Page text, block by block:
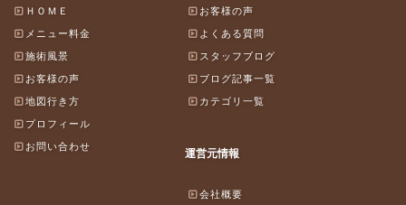
ＨＯＭＥ
メニュー料金
施術風景
お客様の声
地図行き方
プロフィール
お問い合わせ
お客様の声
よくある質問
スタッフブログ
ブログ記事一覧
カテゴリ一覧
運営元情報
会社概要